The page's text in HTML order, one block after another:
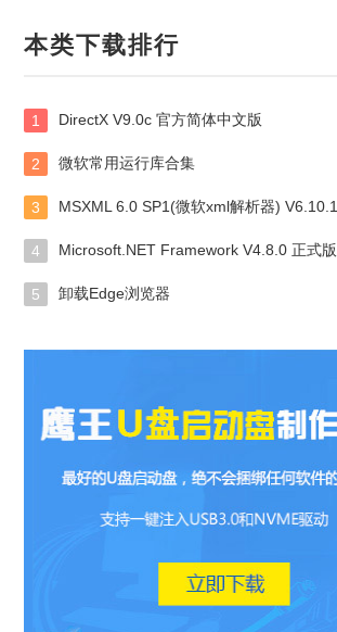
本类下载排行
1 DirectX V9.0c 官方简体中文版
2 微软常用运行库合集
3 MSXML 6.0 SP1(微软xml解析器) V6.10.1129.0
4 Microsoft.NET Framework V4.8.0 正式版
5 卸载Edge浏览器